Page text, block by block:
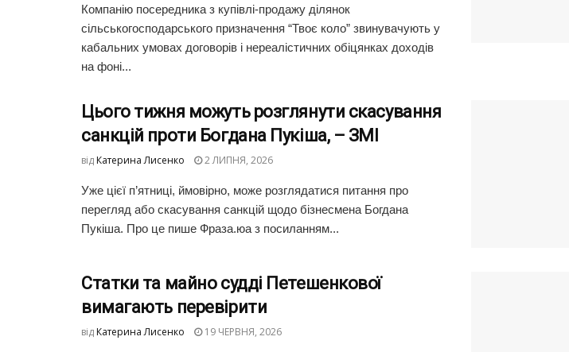
Компанію посередника з купівлі-продажу ділянок
сільськогосподарського призначення “Твоє коло” звинувачують у
кабальних умовах договорів і нереалістичних обіцянках доходів
на фоні...
Цього тижня можуть розглянути скасування
санкцій проти Богдана Пукіша, – ЗМІ
від Катерина Лисенко 2 ЛИПНЯ, 2026
Уже цієї п’ятниці, ймовірно, може розглядатися питання про
перегляд або скасування санкцій щодо бізнесмена Богдана
Пукіша. Про це пише Фраза.юа з посиланням...
Статки та майно судді Петешенкової
вимагають перевірити
від Катерина Лисенко 19 ЧЕРВНЯ, 2026